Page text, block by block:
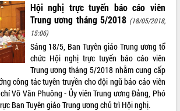
Hội nghị trực tuyến báo cáo viên
Trung ương tháng 5/2018 (18/05/2018,
15:06)
Sáng 18/5, Ban Tuyên giáo Trung ương tổ
chức Hội nghị trực tuyến báo cáo viên
Trung ương tháng 5/2018 nhằm cung cấp
công tác tuyên truyền cho đội ngũ báo cáo viên
Võ Văn Phuông - Ủy viên Trung ương Đảng, Phó
Ban Tuyên giáo Trung ương chủ trì Hội nghị.